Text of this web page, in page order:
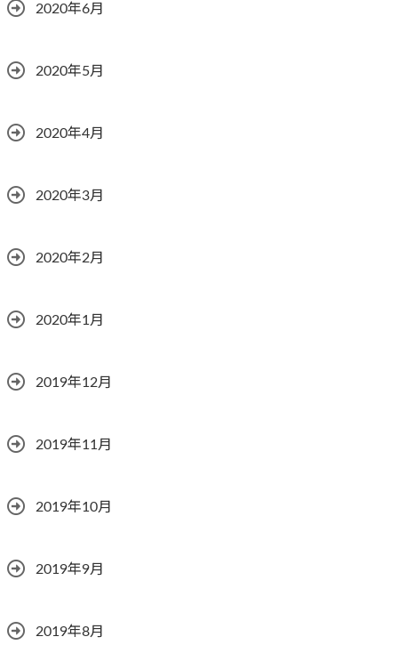
2020年6月
2020年5月
2020年4月
2020年3月
2020年2月
2020年1月
2019年12月
2019年11月
2019年10月
2019年9月
2019年8月